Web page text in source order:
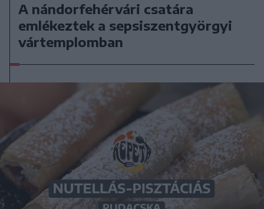
A nándorfehérvári csatára
emlékeztek a sepsiszentgyörgyi
vártemplomban